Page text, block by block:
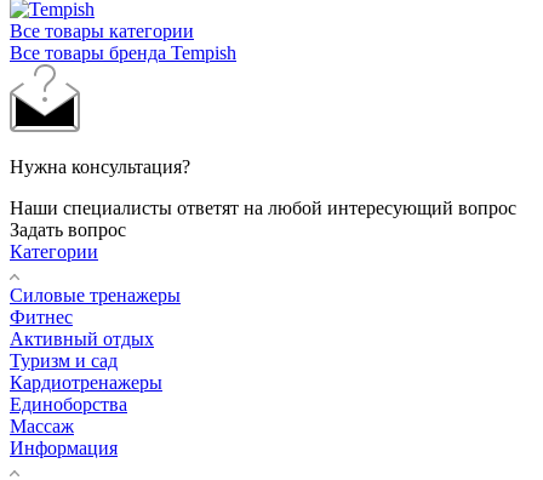
Все товары категории
Все товары бренда Tempish
Нужна консультация?
Наши специалисты ответят на любой интересующий вопрос
Задать вопрос
Категории
Силовые тренажеры
Фитнес
Активный отдых
Туризм и сад
Кардиотренажеры
Единоборства
Массаж
Информация